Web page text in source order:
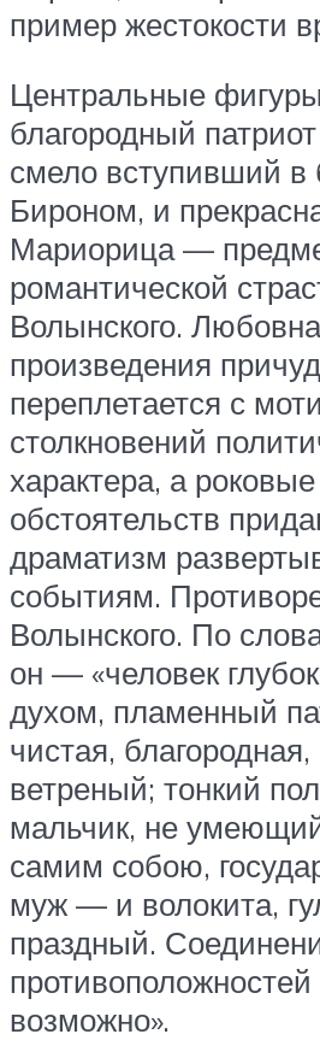
пример жестокости
Центральные
благородный
смело вступивший в
Бироном, и
Мариорица —
романтической
Волынского.
произведения
переплетается с
столкновений
характера, а
обстоятельств
драматизм
событиям.
Волынского. По
он — «человек
духом, пламенный
чистая, благородная,
ветреный; тонкий
мальчик, не
самим собою,
муж — и волокита,
праздный.
противоположностей
возможно».